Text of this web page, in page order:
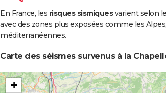
En France, les risques sismiquesvarient selon
avec des zones plus exposées comme les
méditerranéennes.
Carte des séismes survenus à la
+